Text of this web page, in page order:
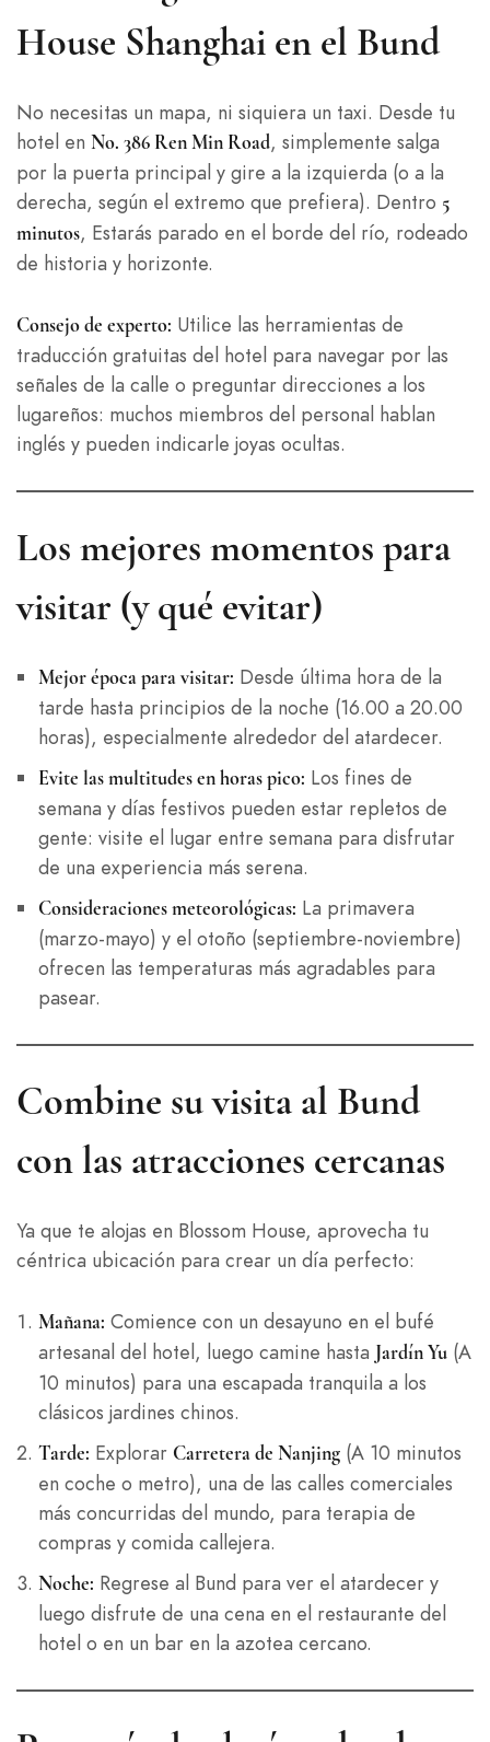
House Shanghai en el Bund
No necesitas un mapa, ni siquiera un taxi. Desde tu
hotel en No. 386 Ren Min Road, simplemente salga
por la puerta principal y gire a la izquierda (o a la
derecha, según el extremo que prefiera). Dentro 5
minutos, Estarás parado en el borde del río, rodeado
de historia y horizonte.
Consejo de experto: Utilice las herramientas de
traducción gratuitas del hotel para navegar por las
señales de la calle o preguntar direcciones a los
lugareños: muchos miembros del personal hablan
inglés y pueden indicarle joyas ocultas.
Los mejores momentos para
visitar (y qué evitar)
Mejor época para visitar: Desde última hora de la
tarde hasta principios de la noche (16.00 a 20.00
horas), especialmente alrededor del atardecer.
Evite las multitudes en horas pico: Los fines de
semana y días festivos pueden estar repletos de
gente: visite el lugar entre semana para disfrutar
de una experiencia más serena.
Consideraciones meteorológicas: La primavera
(marzo-mayo) y el otoño (septiembre-noviembre)
ofrecen las temperaturas más agradables para
pasear.
Combine su visita al Bund
con las atracciones cercanas
Ya que te alojas en Blossom House, aprovecha tu
céntrica ubicación para crear un día perfecto:
Mañana: Comience con un desayuno en el bufé
artesanal del hotel, luego camine hasta Jardín Yu(A
10 minutos) para una escapada tranquila a los
clásicos jardines chinos.
Tarde: Explorar Carretera de Nanjing(A 10 minutos
en coche o metro), una de las calles comerciales
más concurridas del mundo, para terapia de
compras y comida callejera.
Noche: Regrese al Bund para ver el atardecer y
luego disfrute de una cena en el restaurante del
hotel o en un bar en la azotea cercano.